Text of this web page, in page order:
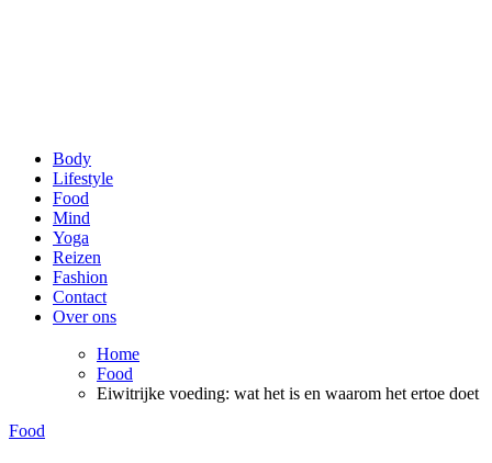
Voor een stralende lach en een fit gevoel!
Body
Lifestyle
Food
Mind
Yoga
Reizen
Fashion
Contact
Over ons
Home
Food
Eiwitrijke voeding: wat het is en waarom het ertoe doet
Food